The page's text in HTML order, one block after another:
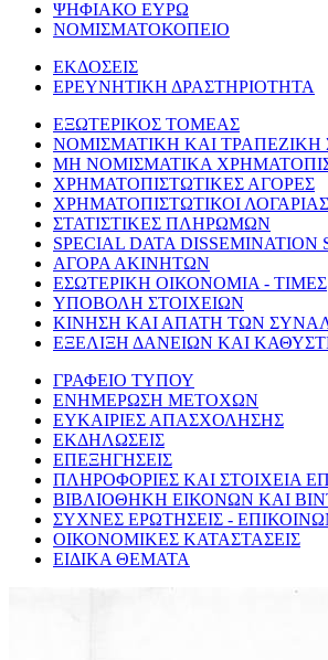
ΨΗΦΙΑΚΟ ΕΥΡΩ
ΝΟΜΙΣΜΑΤΟΚΟΠΕΙΟ
ΕΚΔΟΣΕΙΣ
ΕΡΕΥΝΗΤΙΚΗ ΔΡΑΣΤΗΡΙΟΤΗΤΑ
ΕΞΩΤΕΡΙΚΟΣ ΤΟΜΕΑΣ
ΝΟΜΙΣΜΑΤΙΚΗ ΚΑΙ ΤΡΑΠΕΖΙΚΗ
ΜΗ ΝΟΜΙΣΜΑΤΙΚΑ
ΧΡΗΜΑΤΟΠΙΣΤΩΤΙΚΕΣ ΑΓΟΡΕΣ
ΧΡΗΜΑΤΟΠΙΣΤΩΤΙΚΟΙ
ΣΤΑΤΙΣΤΙΚΕΣ ΠΛΗΡΩΜΩΝ
SPECIAL DATA DISSEMINATION
ΑΓΟΡΑ ΑΚΙΝΗΤΩΝ
ΕΣΩΤΕΡΙΚΗ ΟΙΚΟΝΟΜΙΑ - ΤΙΜΕΣ
ΥΠΟΒΟΛΗ ΣΤΟΙΧΕΙΩΝ
ΚΙΝΗΣΗ ΚΑΙ ΑΠΑΤΗ ΤΩΝ
ΕΞΕΛΙΞΗ ΔΑΝΕΙΩΝ ΚΑΙ
ΓΡΑΦΕΙΟ ΤΥΠΟΥ
ΕΝΗΜΕΡΩΣΗ ΜΕΤΟΧΩΝ
ΕΥΚΑΙΡΙΕΣ ΑΠΑΣΧΟΛΗΣΗΣ
ΕΚΔΗΛΩΣΕΙΣ
ΕΠΕΞΗΓΗΣΕΙΣ
ΠΛΗΡΟΦΟΡΙΕΣ ΚΑΙ ΣΤΟΙΧΕΙΑ
ΒΙΒΛΙΟΘΗΚΗ ΕΙΚΟΝΩΝ ΚΑΙ
ΣΥΧΝΕΣ ΕΡΩΤΗΣΕΙΣ -
ΟΙΚΟΝΟΜΙΚΕΣ ΚΑΤΑΣΤΑΣΕΙΣ
ΕΙΔΙΚΑ ΘΕΜΑΤΑ